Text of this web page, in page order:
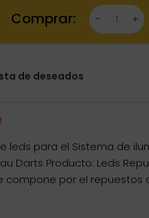
Dartstore Repuesto
de deseados
leds para el Sistema de
Darts Producto: Leds
compone por el repuestos